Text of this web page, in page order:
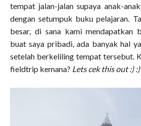
tempat jalan-jalan supaya anak-anak
dengan setumpuk buku pelajaran.
besar, di sana kami mendapatkan
buat saya pribadi, ada banyak hal
setelah berkeliling tempat tersebut.
fieldtrip kemana? Lets cek this out :)